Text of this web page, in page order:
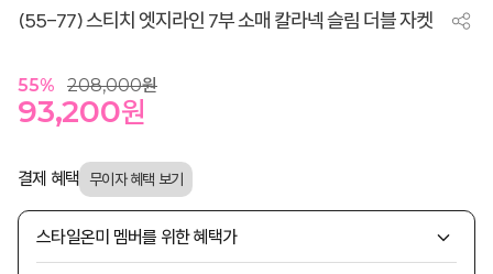
(55-77) 스티치 엣지라인 7부 소매 칼라넥 슬림 더블 자켓
55% 208,000원
93,200원
결제 혜택
스타일온미 멤버를 위한 혜택가